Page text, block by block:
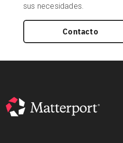
sus necesidades.
Contacto